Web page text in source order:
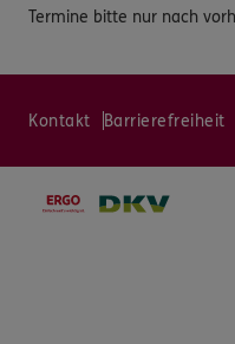
Termine bitte nur nach
Kontakt Barrierefreiheit